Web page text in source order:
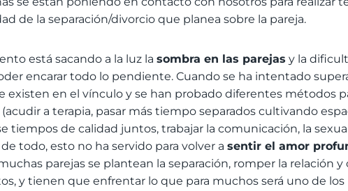
de la separación/divorcio que planea sobre la pareja.
está sacando a la luz la sombra en las parejas y la
encarar todo lo pendiente. Cuando se ha intentado
existen en el vínculo y se han probado diferentes métodos
a terapia, pasar más tiempo separados cultivando
tiempos de calidad juntos, trabajar la comunicación, la
de todo, esto no ha servido para volver a sentir el amor
parejas se plantean la separación, romper la relación
y tienen que enfrentar lo que para muchos será uno de los